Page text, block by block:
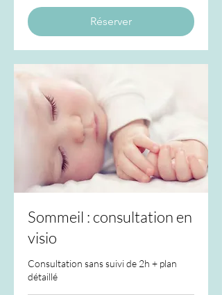
Réserver
Sommeil : consultation en
visio
Consultation sans suivi de 2h + plan
détaillé